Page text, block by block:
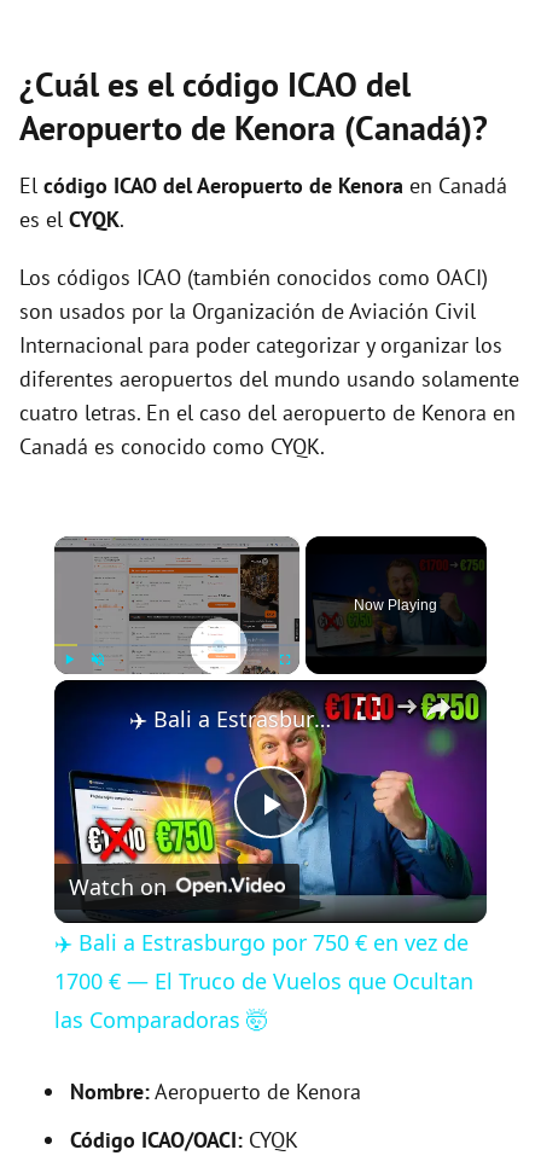
¿Cuál es el código ICAO del
Aeropuerto de Kenora (Canadá)?
El código ICAO delAeropuerto de Kenora en Canadá
es el CYQK.
Los códigos ICAO (también conocidos como OACI)
son usados por la Organización de Aviación Civil
Internacional para poder categorizar y organizar los
diferentes aeropuertos del mundo usando solamente
cuatro letras. En el caso del aeropuerto de Kenora en
Canadá es conocido como CYQK.
×
Now Playing
×
P
l
a
V
✈️ Bali a Estrasburgo por 750 € en vez de 1700 € — El Truco de Vuelos que Ocultan las Comparadoras 🤯
Watch on
✈️ Bali a Estrasburgo por 750 € en vez de
1700 € — El Truco de Vuelos que Ocultan
las Comparadoras 🤯
Nombre:Aeropuerto de Kenora
Código ICAO/OACI: CYQK